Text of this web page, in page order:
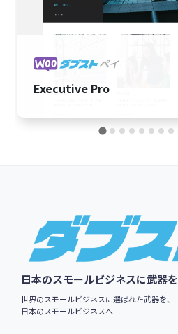
Executive Pro
Footer
日本のスモールビジネスに武器を
世界のスモールビジネスに選ばれた武器を、
日本のスモールビジネスへ